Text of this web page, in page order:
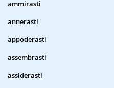
ammirasti
annerasti
appoderasti
assembrasti
assiderasti